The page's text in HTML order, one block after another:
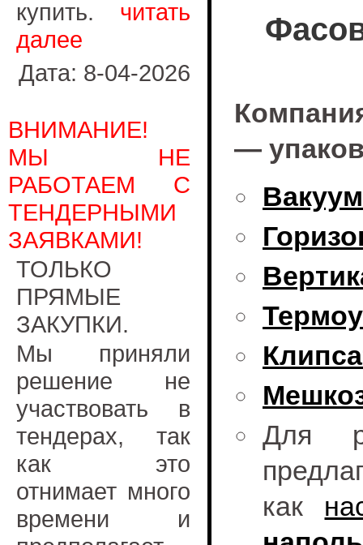
купить. читать
далее
Дата: 8-04-2026
ВНИМАНИЕ!
МЫ НЕ
РАБОТАЕМ С
ТЕНДЕРНЫМИ
ЗАЯВКАМИ!
ТОЛЬКО
ПРЯМЫЕ
ЗАКУПКИ.
Мы приняли
решение не
участвовать в
тендерах, так
как это
отнимает много
времени и
—
Для
как